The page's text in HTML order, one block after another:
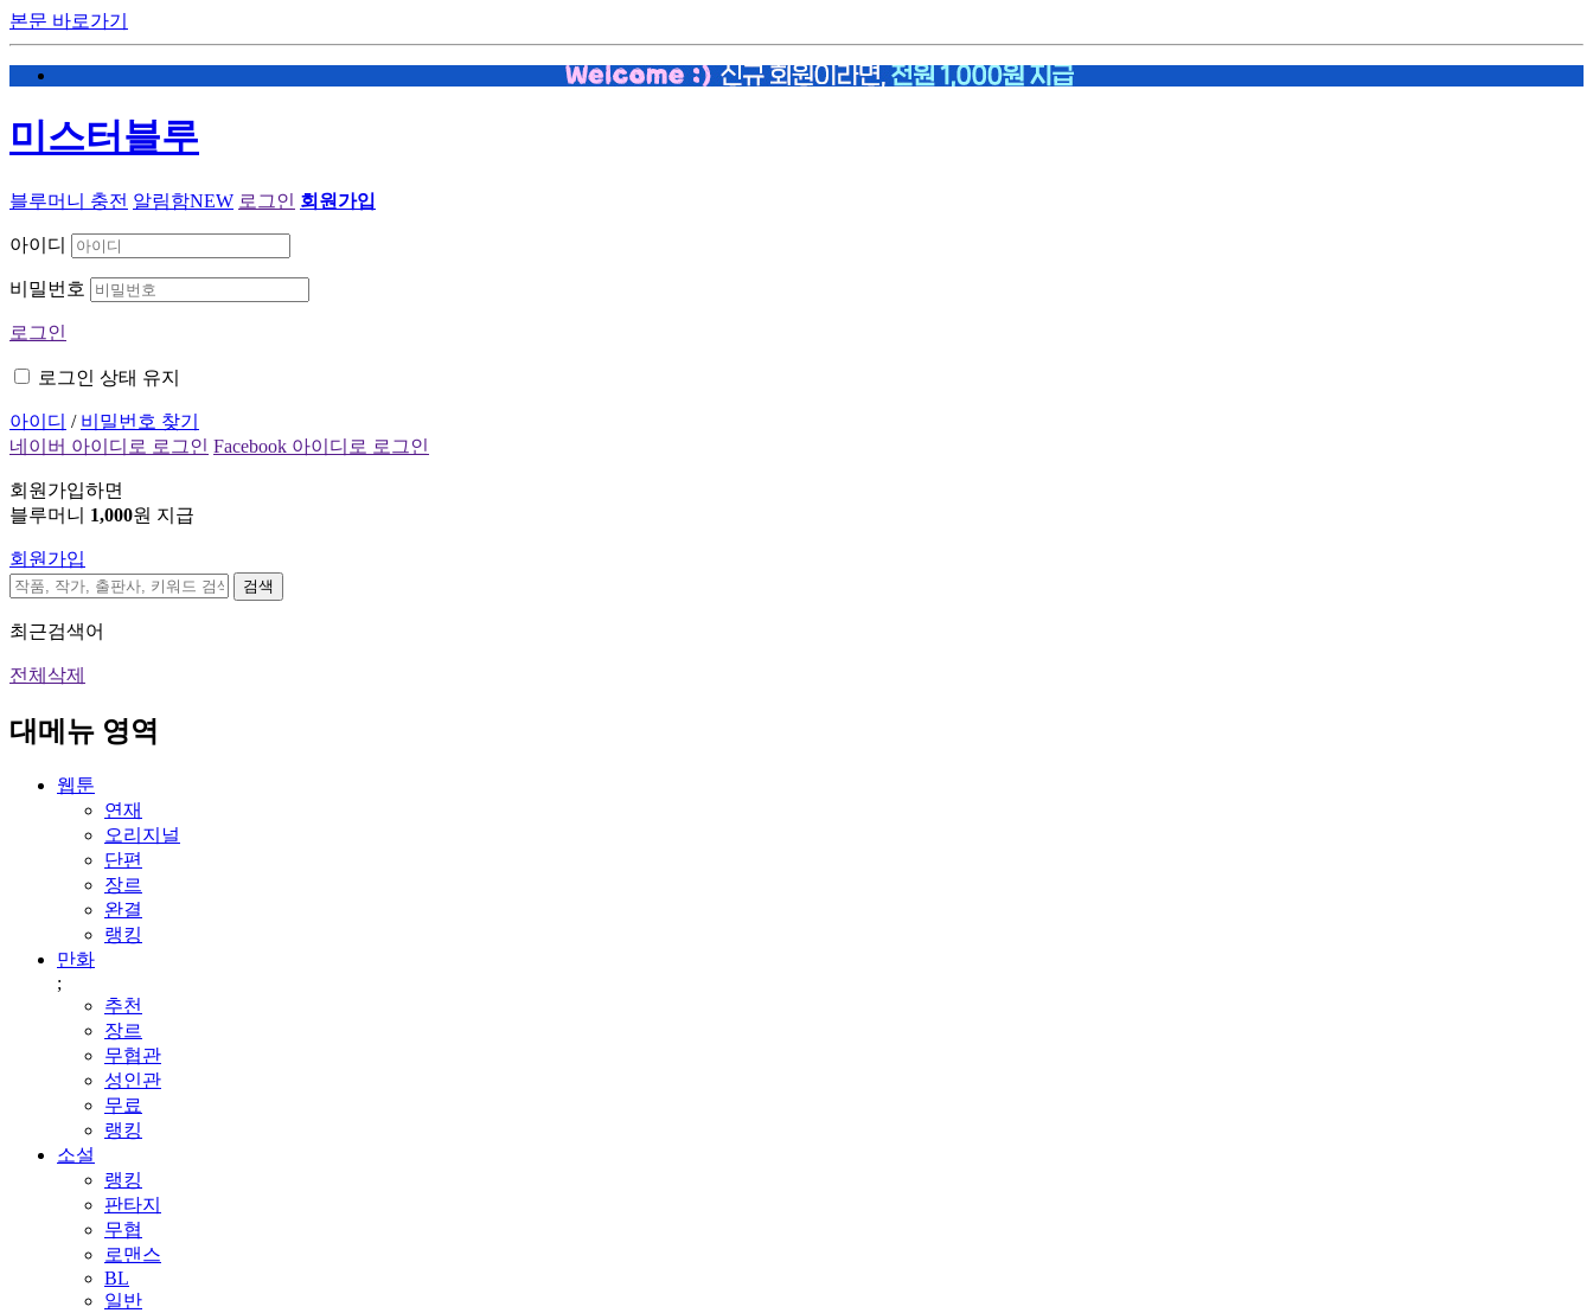
본문 바로가기
미스터블루
블루머니 충전 알림함NEW 로그인 회원가입
아이디
비밀번호
로그인
로그인 상태 유지
아이디 / 비밀번호 찾기
네이버 아이디로 로그인 Facebook 아이디로 로그인
회원가입하면
블루머니 1,000원 지급
회원가입
검색
최근검색어
전체삭제
대메뉴 영역
웹툰
연재
오리지널
단편
장르
완결
랭킹
만화
;
추천
장르
무협관
성인관
무료
랭킹
소설
랭킹
판타지
무협
로맨스
BL
일반